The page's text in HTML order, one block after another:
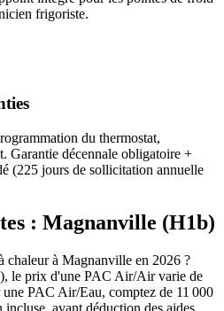
frigoriste.
du thermostat,
Garantie décennale obligatoire +
(225 jours de sollicitation annuelle
: Magnanville (H1b)
chaleur à Magnanville en 2026 ?
le prix d'une PAC Air/Air varie de
PAC Air/Eau, comptez de 11 000